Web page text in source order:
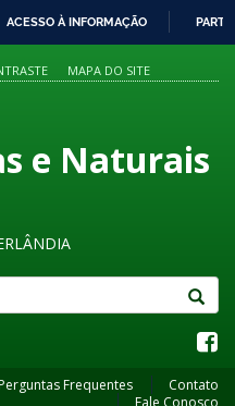
ACESSO À INFORMAÇÃO
MAPA DO SITE
e Naturais
Perguntas Frequentes
Contato
Fale Conosco